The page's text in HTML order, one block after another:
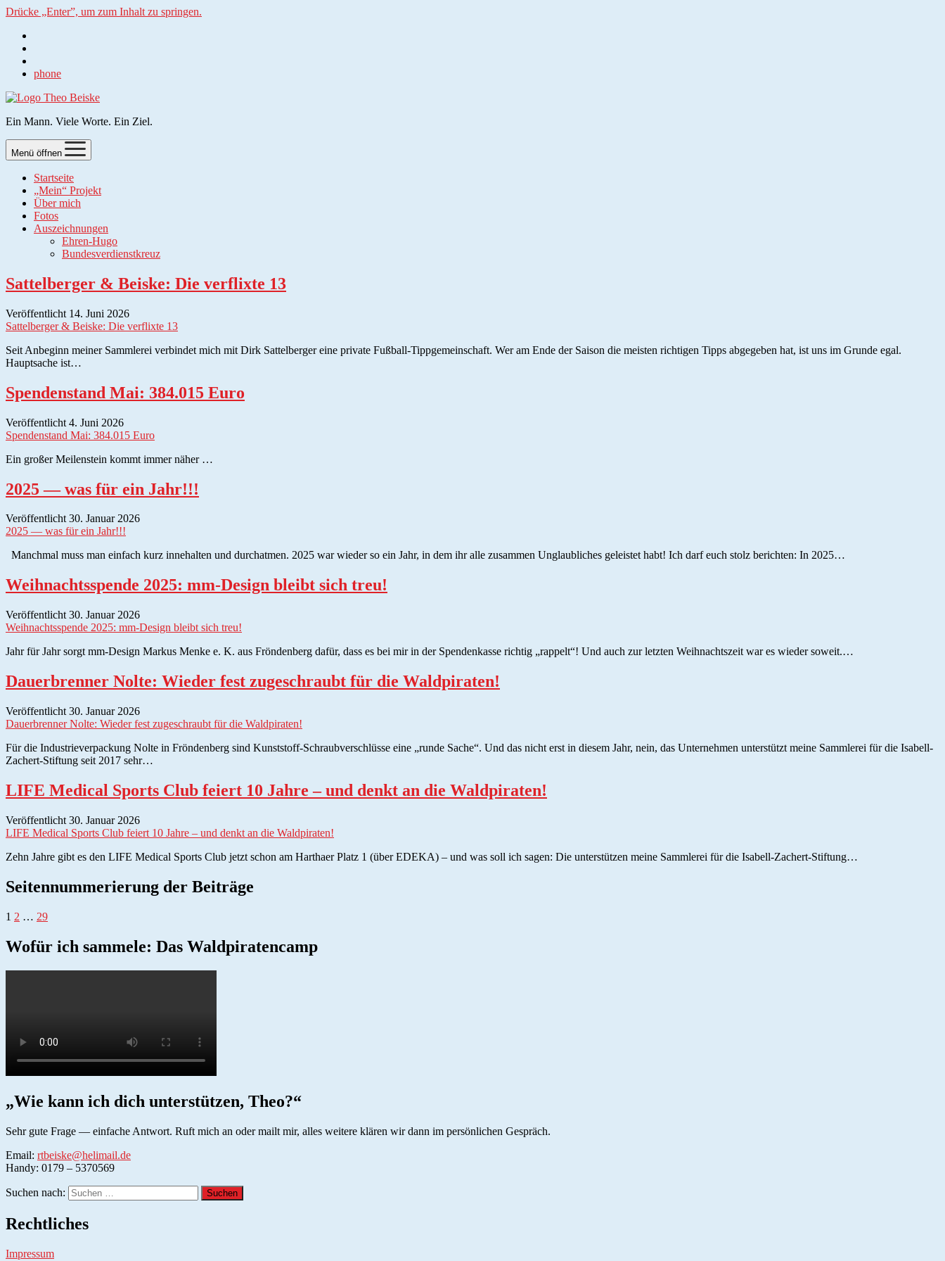
Drücke „Enter”, um zum Inhalt zu springen.
phone
Ein Mann. Viele Worte. Ein Ziel.
Menü öffnen
Startseite
„Mein“ Projekt
Über mich
Fotos
Auszeichnungen
Ehren-Hugo
Bundesverdienstkreuz
Sattelberger & Beiske: Die verflixte 13
Veröffentlicht 14. Juni 2026
Sattelberger & Beiske: Die verflixte 13
Seit Anbeginn meiner Sammlerei verbindet mich mit Dirk Sattelberger eine private Fußball-Tippgemeinschaft. Wer am Ende der Saison die meisten richtigen Tipps abgegeben hat, ist uns im Grunde egal.
Hauptsache ist…
Spendenstand Mai: 384.015 Euro
Veröffentlicht 4. Juni 2026
Spendenstand Mai: 384.015 Euro
Ein großer Meilenstein kommt immer näher …
2025 — was für ein Jahr!!!
Veröffentlicht 30. Januar 2026
2025 — was für ein Jahr!!!
Manchmal muss man einfach kurz innehalten und durchatmen. 2025 war wieder so ein Jahr, in dem ihr alle zusammen Unglaubliches geleistet habt! Ich darf euch stolz berichten: In 2025…
Weihnachtsspende 2025: mm-Design bleibt sich treu!
Veröffentlicht 30. Januar 2026
Weihnachtsspende 2025: mm-Design bleibt sich treu!
Jahr für Jahr sorgt mm-Design Markus Menke e. K. aus Fröndenberg dafür, dass es bei mir in der Spendenkasse richtig „rappelt“! Und auch zur letzten Weihnachtszeit war es wieder soweit.…
Dauerbrenner Nolte: Wieder fest zugeschraubt für die Waldpiraten!
Veröffentlicht 30. Januar 2026
Dauerbrenner Nolte: Wieder fest zugeschraubt für die Waldpiraten!
Für die Industrieverpackung Nolte in Fröndenberg sind Kunststoff-Schraubverschlüsse eine „runde Sache“. Und das nicht erst in diesem Jahr, nein, das Unternehmen unterstützt meine Sammlerei für die Isabell-
Zachert-Stiftung seit 2017 sehr…
LIFE Medical Sports Club feiert 10 Jahre – und denkt an die Waldpiraten!
Veröffentlicht 30. Januar 2026
LIFE Medical Sports Club feiert 10 Jahre – und denkt an die Waldpiraten!
Zehn Jahre gibt es den LIFE Medical Sports Club jetzt schon am Harthaer Platz 1 (über EDEKA) – und was soll ich sagen: Die unterstützen meine Sammlerei für die Isabell-Zachert-Stiftung…
Seitennummerierung der Beiträge
1 2 … 29
Wofür ich sammele: Das Waldpiratencamp
„Wie kann ich dich unterstützen, Theo?“
Sehr gute Frage — einfache Antwort. Ruft mich an oder mailt mir, alles weitere klären wir dann im persönlichen Gespräch.
Email: rtbeiske@helimail.de
Handy: 0179 – 5370569
Suchen nach:
Rechtliches
Impressum